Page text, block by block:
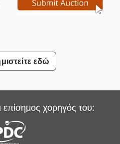
εδώ
χορηγός του: